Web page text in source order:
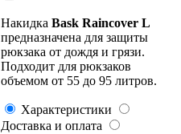
Накидка Bask Raincover L
предназначена для защиты
рюкзака от дождя и грязи.
Подходит для рюкзаков
объемом от 55 до 95 литров.
Характеристики
Доставка и оплата